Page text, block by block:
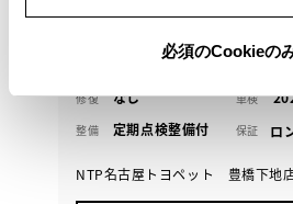
必須のCookieの
2026年(R8年)
修復 なし 車検
整備 定期点検整備付 保証 ロ
NTP名古屋トヨペット 豊橋下地